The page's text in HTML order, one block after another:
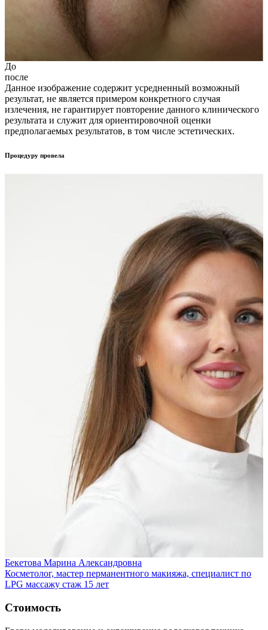
До
после
Данное изображение содержит усредненный возможный
результат, не является примером конкретного случая
излечения, не гарантирует повторение данного клинического
результата и служит для ориентировочной оценки
предполагаемых результатов, в том числе эстетических.
Процедуру провела
Бекетова Марина Александровна
Косметолог, мастер перманентного макияжа, специалист по
LPG массажу стаж 15 лет
Стоимость